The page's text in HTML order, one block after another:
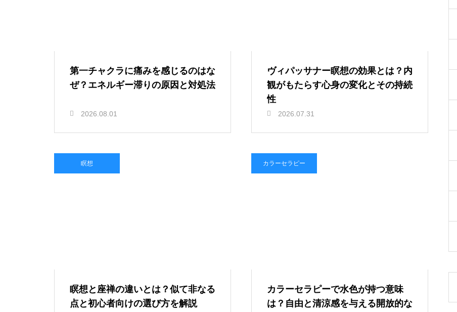
第一チャクラに痛みを感じるのはな
ぜ？エネルギー滞りの原因と対処法
2026.08.01
ヴィパッサナー瞑想の効果とは？内
観がもたらす心身の変化とその持続
性
2026.07.31
瞑想
瞑想と座禅の違いとは？似て非なる
点と初心者向けの選び方を解説
カラーセラピー
カラーセラピーで水色が持つ意味
は？自由と清涼感を与える開放的な